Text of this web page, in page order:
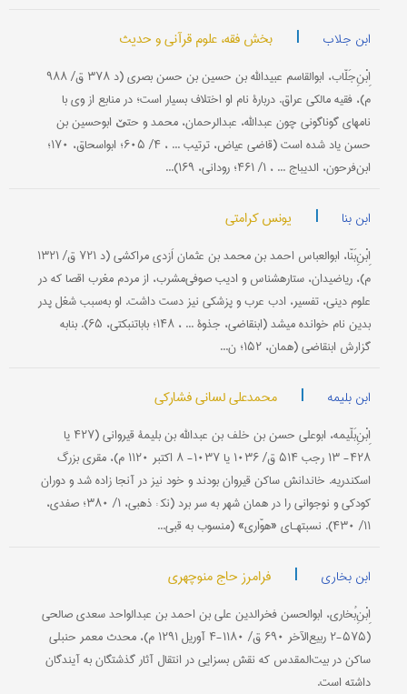
ابن جلاب | بخش فقه، علوم قرآنی و حدیث
اِبْنِ‌جَلّاب، ابوالقاسم عبیدالله بن حسین بن حسن بصری (د ۳۷۸ ق/ ۹۸۸
م)، فقیه مالکی عراق. دربارۀ نام او اختلاف بسیار است؛ در منابع از وی با
نامهای گوناگونی چون عبدالله، عبدالرحمان، محمد و حتێ ابوحسین بن
حسن یاد شده است (قاضی عیاض، ترتیب ... ، ۴/ ۶۰۵؛ ابواسحاق، ۱۷۰؛
ابن‌فرحون، الدیباج ... ، ۱/ ۴۶۱؛ رودانی، ۱۶۹)...
ابن بنا | یونس کرامتی
اِبْنِ‌بَنّا، ابوالعباس احمد بن محمد بن عثمان اَزدی مراکشی (د ۷۲۱ ق/ ۱۳۲۱
م)، ریاضی‎دان، ستاره‎شناس و ادیب صوفی‌مشرب، از مردم مغرب اقصا که در
علوم دینی، تفسیر، ادب عرب و پزشکی نیز دست داشت. او به‌سبب شغل پدر
بدین نام خوانده می‎شد (ابن‎قاضی، جذوة ... ، ۱۴۸؛ بابا‎تنبکتی، ۶۵). بنا‌به
گزارش ابن‎قاضی (همان، ۱۵۲؛ ن...
ابن بلیمه | محمدعلی لسانی فشارکی
اِبْنِ‌بَلّیمه، ابو‌علی حسن بن خلف بن عبدالله بن بلیمۀ قیروانی (۴۲۷ یا
۴۲۸- ۱۳ رجب ۵۱۴ ق/ ۱۰۳۶ یا ۱۰۳۷- ۸ اکتبر ۱۱۲۰ م)، مقری بزرگ
اسکندریه. خاندانش ساکن قیروان بودند و خود نیز در آنجا زاده شد و دوران
کودکی و نوجوانی را در همان شهر به سر برد (نک‍ : ذهبی، ۱/ ۳۸۰؛ صفدی،
۱۱/ ۴۳۰). نسبتهـای «هوّاری» (منسوب به قبی...
ابن بخاری | فرامرز حاج منوچهری
اِبْنِ‌بُخاری، ابو‌الحسن فخر‌الدین علی بن احمد بن عبد‌الواحد سعدی صالحی
(۵۷۵-۲ ربیع‌الآخر ۶۹۰ ق/ ۱۱۸۰-۴ آوریل ۱۲۹۱ م)، محدث معمر حنبلی
ساکن در بیت‌المقدس که نقش بسزایی در انتقال آثار گذشتگان به آیندگان
داشته است.